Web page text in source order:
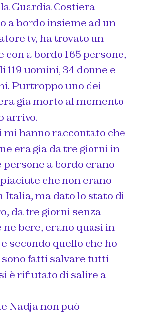
Guardia Costiera
a bordo insieme ad un
tv, ha trovato un
con a bordo 165 persone,
119 uomini, 34 donne e
Purtroppo uno dei
gia morto al momento
arrivo.
mi hanno raccontato che
era gia da tre giorni in
persone a bordo erano
che non erano
Italia, ma dato lo stato di
da tre giorni senza
ne bere, erano quasi in
secondo quello che ho
sono fatti salvare tutti –
è rifiutato di salire a
Nadja non può